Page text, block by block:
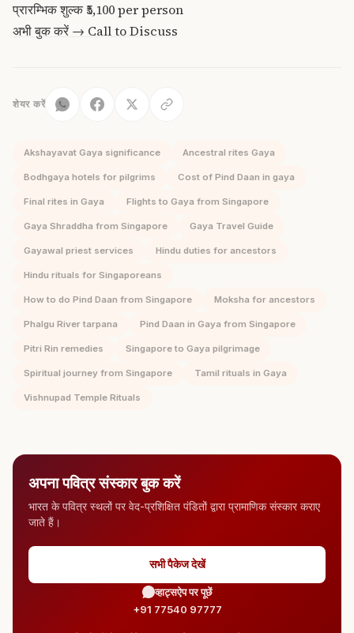
प्रारम्भिक शुल्क ₹5,100per person
अभी बुक करें → Call to Discuss
शेयर करें
Akshayavat Gaya significance Ancestral rites Gaya
Bodhgaya hotels for pilgrims Cost of Pind Daan in gaya
Final rites in Gaya Flights to Gaya from Singapore
Gaya Shraddha from Singapore Gaya Travel Guide
Gayawal priest services Hindu duties for ancestors
Hindu rituals for Singaporeans
How to do Pind Daan from Singapore Moksha for ancestors
Phalgu River tarpana Pind Daan in Gaya from Singapore
Pitri Rin remedies Singapore to Gaya pilgrimage
Spiritual journey from Singapore Tamil rituals in Gaya
Vishnupad Temple Rituals
अपना पवित्र संस्कार बुक करें
भारत के पवित्र स्थलों पर वेद-प्रशिक्षित पंडितों द्वारा प्रामाणिक संस्कार कराए
जाते हैं।
सभी पैकेज देखें
व्हाट्सऐप पर पूछें
+91 77540 97777